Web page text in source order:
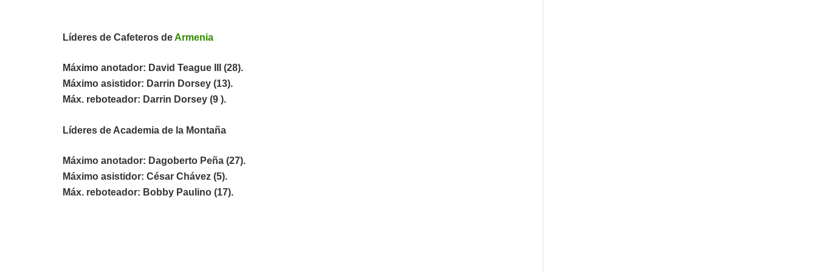
Líderes de Cafeteros deArmenia
Máximo anotador: David Teague III (28).
Máximo asistidor: Darrin Dorsey (13).
Máx. reboteador: Darrin Dorsey (9 ).
Líderes de Academia de la Montaña
Máximo anotador: Dagoberto Peña (27).
Máximo asistidor: César Chávez (5).
Máx. reboteador: Bobby Paulino (17).